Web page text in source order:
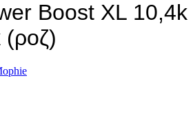
Boost XL 10,4k